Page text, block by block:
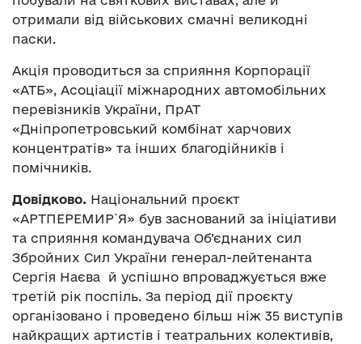
отримали від військових смачні великодні
паски.
Акція проводиться за сприяння Корпорації
«АТБ», Асоціації міжнародних автомобільних
перевізників України, ПрАТ
«Дніпропетровський комбінат харчових
концентратів» та інших благодійників і
помічників.
Довідково. Національний проєкт
«АРТПЕРЕМИР`Я» був заснований за ініціативи
та сприяння командувача Об’єднаних сил
Збройних Сил України генерал-лейтенанта
Сергія Наєва
й успішно впроваджується вже
третій рік поспіль. За період дії проєкту
організовано і проведено більш ніж 35 виступів
найкращих артистів і театральних колективів,